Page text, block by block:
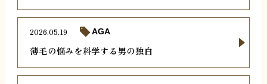
薄毛の悩みを科学する男の独白
2026.05.19 AGA